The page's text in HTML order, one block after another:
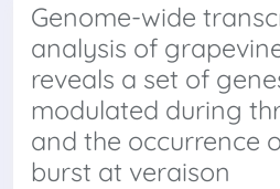
Genome-wide
analysis of
reveals a set of
modulated during
and the occurrence
burst at veraison